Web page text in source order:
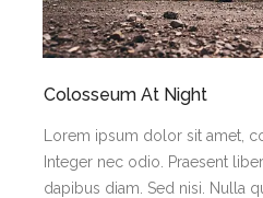
Colosseum At Night
Lorem ipsum dolor sit amet,
Integer nec odio. Praesent
dapibus diam. Sed nisi. Nulla